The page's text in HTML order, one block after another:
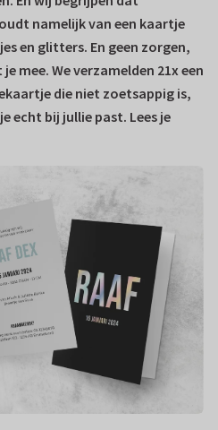
namelijk van een kaartje
en glitters. En geen zorgen,
mee. We verzamelden 21x een
die niet zoetsappig is,
echt bij jullie past. Lees je